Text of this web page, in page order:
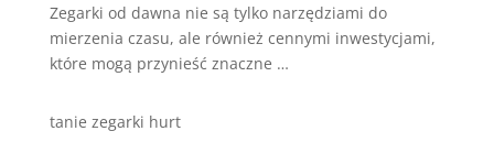
Zegarki od dawna nie są tylko narzędziami do
mierzenia czasu, ale również cennymi inwestycjami,
które mogą przynieść znaczne …
tanie zegarki hurt